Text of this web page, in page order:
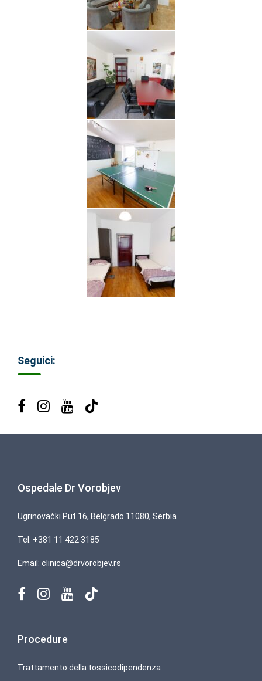
Seguici:
Ospedale Dr Vorobjev
Ugrinovački Put 16, Belgrado 11080, Serbia
Tel: +381 11 422 3185
Email: clinica@drvorobjev.rs
Procedure
Trattamento della tossicodipendenza